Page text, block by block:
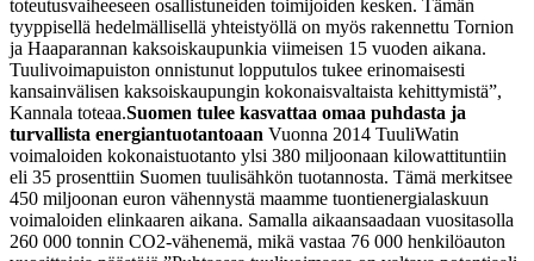
toteutusvaiheeseen osallistuneiden toimijoiden kesken. Tämän
tyyppisellä hedelmällisellä yhteistyöllä on myös rakennettu Tornion
ja Haaparannan kaksoiskaupunkia viimeisen 15 vuoden aikana.
Tuulivoimapuiston onnistunut lopputulos tukee erinomaisesti
kansainvälisen kaksoiskaupungin kokonaisvaltaista kehittymistä”,
Kannala toteaa.Suomen tulee kasvattaa omaa puhdasta ja
turvallista energiantuotantoaan Vuonna 2014 TuuliWatin
voimaloiden kokonaistuotanto ylsi 380 miljoonaan kilowattituntiin
eli 35 prosenttiin Suomen tuulisähkön tuotannosta. Tämä merkitsee
450 miljoonan euron vähennystä maamme tuontienergialaskuun
voimaloiden elinkaaren aikana. Samalla aikaansaadaan vuositasolla
260 000 tonnin CO2-vähenemä, mikä vastaa 76 000 henkilöauton